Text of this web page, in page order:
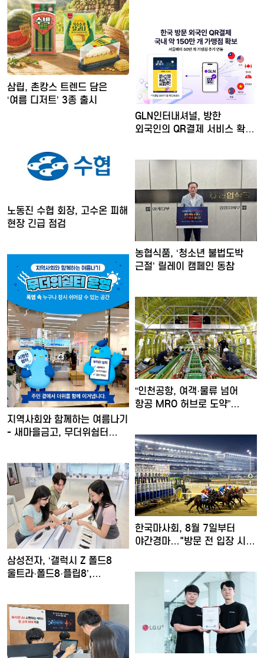
삼립, 촌캉스 트렌드 담은
‘여름 디저트’ 3종 출시
GLN인터내셔널, 방한
외국인의 QR결제 서비스 확장
노동진 수협 회장, 고수온 피해
현장 긴급 점검
농협식품, ‘청소년 불법도박
근절’ 릴레이 캠페인 동참
지역사회와 함께하는 여름나기
- 새마을금고, 무더위쉼터…
“인천공항, 여객·물류 넘어
항공 MRO 허브로 도약”…
한국마사회, 8월 7일부터
야간경마…"방문 전 입장 시…
삼성전자, ‘갤럭시 Z 폴드8
울트라·폴드8·플립8’,…